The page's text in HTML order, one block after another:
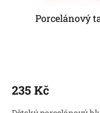
Porcelánový
235 Kč